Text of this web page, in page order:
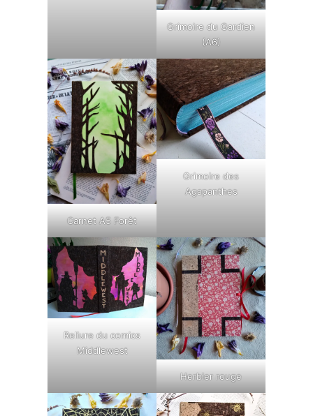
Grimoire du Gardien
(A6)
Carnet A5 Forêt
Grimoire des
Agapanthes
Reliure du comics
Middlewest
Herbier rouge